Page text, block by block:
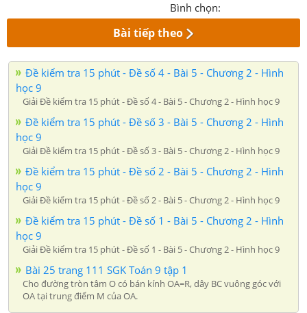
Bình chọn:
Bài tiếp theo
Đề kiểm tra 15 phút - Đề số 4 - Bài 5 - Chương 2 - Hình
học 9
Giải Đề kiểm tra 15 phút - Đề số 4 - Bài 5 - Chương 2 - Hình học 9
Đề kiểm tra 15 phút - Đề số 3 - Bài 5 - Chương 2 - Hình
học 9
Giải Đề kiểm tra 15 phút - Đề số 3 - Bài 5 - Chương 2 - Hình học 9
Đề kiểm tra 15 phút - Đề số 2 - Bài 5 - Chương 2 - Hình
học 9
Giải Đề kiểm tra 15 phút - Đề số 2 - Bài 5 - Chương 2 - Hình học 9
Đề kiểm tra 15 phút - Đề số 1 - Bài 5 - Chương 2 - Hình
học 9
Giải Đề kiểm tra 15 phút - Đề số 1 - Bài 5 - Chương 2 - Hình học 9
Bài 25 trang 111 SGK Toán 9 tập 1
Cho đường tròn tâm O có bán kính OA=R, dây BC vuông góc với
OA tại trung điểm M của OA.